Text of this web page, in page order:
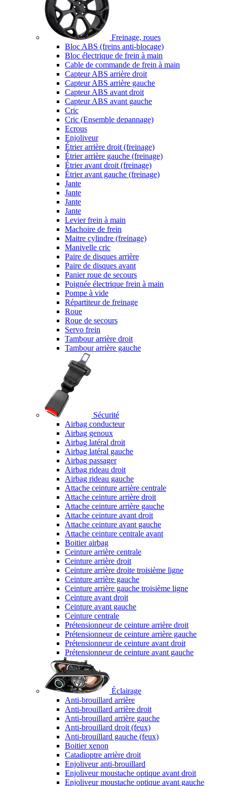
Freinage, roues
Bloc ABS (freins anti-blocage)
Bloc électrique de frein à main
Cable de commande de frein à main
Capteur ABS arrière droit
Capteur ABS arrière gauche
Capteur ABS avant droit
Capteur ABS avant gauche
Cric
Cric (Ensemble depannage)
Ecrous
Enjoliveur
Étrier arrière droit (freinage)
Étrier arrière gauche (freinage)
Étrier avant droit (freinage)
Étrier avant gauche (freinage)
Jante
Jante
Jante
Jante
Levier frein à main
Machoire de frein
Maitre cylindre (freinage)
Manivelle cric
Paire de disques arrière
Paire de disques avant
Panier roue de secours
Poignée électrique frein à main
Pompe à vide
Répartiteur de freinage
Roue
Roue de secours
Servo frein
Tambour arrière droit
Tambour arrière gauche
Sécurité
Airbag conducteur
Airbag genoux
Airbag latéral droit
Airbag latéral gauche
Airbag passager
Airbag rideau droit
Airbag rideau gauche
Attache ceinture arrière centrale
Attache ceinture arrière droit
Attache ceinture arrière gauche
Attache ceinture avant droit
Attache ceinture avant gauche
Attache ceinture centrale avant
Boitier airbag
Ceinture arrière centrale
Ceinture arrière droit
Ceinture arrière droite troisième ligne
Ceinture arrière gauche
Ceinture arrière gauche troisième ligne
Ceinture avant droit
Ceinture avant gauche
Ceinture centrale
Prétensionneur de ceinture arrière droit
Prétensionneur de ceinture arrière gauche
Prétensionneur de ceinture avant droit
Prétensionneur de ceinture avant gauche
Éclairage
Anti-brouillard arrière
Anti-brouillard arrière droit
Anti-brouillard arrière gauche
Anti-brouillard droit (feux)
Anti-brouillard gauche (feux)
Boitier xenon
Catadioptre arrière droit
Enjoliveur anti-brouillard
Enjoliveur moustache optique avant droit
Enjoliveur moustache optique avant gauche